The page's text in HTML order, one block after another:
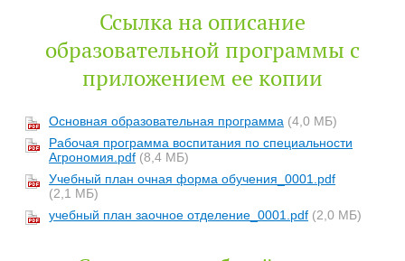
Ссылка на описание
образовательной программы с
приложением ее копии
Основная образовательная программа (4,0 МБ)
Рабочая программа воспитания по специальности
Агрономия.pdf (8,4 МБ)
Учебный план очная форма обучения_0001.pdf
(2,1 МБ)
учебный план заочное отделение_0001.pdf (2,0 МБ)